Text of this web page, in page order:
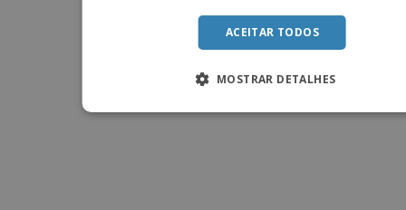
ACEITAR TODOS
MOSTRAR DETALHES